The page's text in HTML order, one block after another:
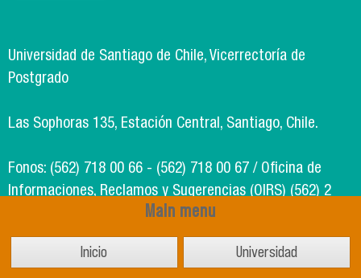
Main menu
Inicio Universidad
Universidad de Santiago de Chile, Vicerrectoría de
Postgrado
Las Sophoras 135, Estación Central, Santiago, Chile.
Fonos: (562) 718 00 66 - (562) 718 00 67 / Oficina de
Informaciones, Reclamos y Sugerencias (OIRS) (562) 2
Soporte Informático Segic: (562) 718 02 25